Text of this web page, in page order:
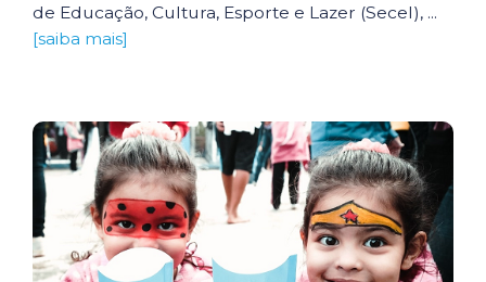
de Educação, Cultura, Esporte e Lazer (Secel), ...
[saiba mais]